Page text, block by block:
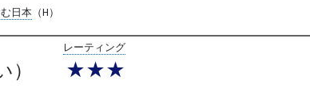
日本（H）
レーティング
★★★